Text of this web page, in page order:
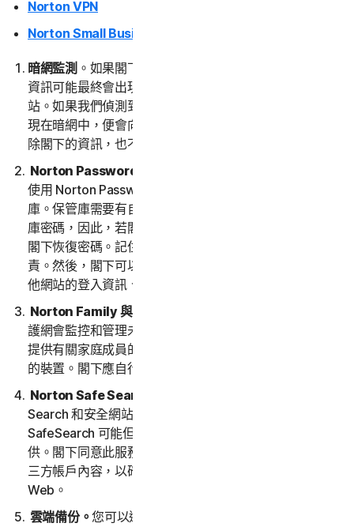
Norton VPN
Norton Small Business
暗網監測 。如果閣下的資訊已受到資料洩漏的影響，則該
資訊可能最終會出現在暗網上。暗網是買賣個人資訊的網
站。如果我們偵測到或認為閣下的資訊可能遭到洩漏或出
現在暗網中，便會向閣下傳送通知。我們不會從暗網上移
除閣下的資訊，也不保證暗網上資訊的準確性或完整性。
Norton Password Manager | 諾頓密碼管理員。
使用 Norton Password Manager，您需要建立一個保管
庫。保管庫需要有自己的密碼。我們不會儲存或保留保管
庫密碼，因此，若閣下遺失了保管庫密碼，我們將無法為
閣下恢復密碼。記住並保留保管庫密碼，概由閣下自行負
責。然後，閣下可以使用保管庫儲存用來存取和使用的其
他網站的登入資訊、密碼和登入 URL。
Norton Family 與家長防護網。
護網會監控和管理未滿 16 歲孩子的線上活動。閣下必須
提供有關家庭成員的資訊，包括任何未成年子女及其使用
的裝置。閣下應自行負責監控他們的裝置和活動。
Norton Safe Search 和 Safe Web
Search 和安全網站安全地搜尋網頁或網際網路。
SafeSearch 可能但不限於透過 Norton 搜尋工具列提
供。閣下同意此服務可以存取 Web、電子郵件和其他第
三方帳戶內容，以確保閣下能夠放心地搜尋和使用
Web。
雲端備份。您可以透過雲端備份服務，在適當訂閱期間內